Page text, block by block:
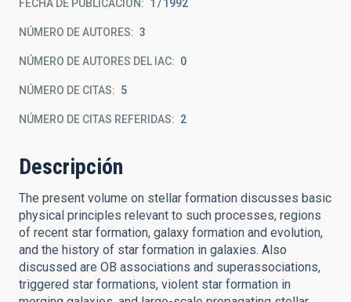
FECHA DE PUBLICACIÓN: 1 1992
NÚMERO DE AUTORES 3
NÚMERO DE AUTORES DEL IAC 0
NÚMERO DE CITAS 5
NÚMERO DE CITAS REFERIDAS 2
Descripción
The present volume on stellar formation discusses basic
physical principles relevant to such processes, regions
of recent star formation, galaxy formation and evolution,
and the history of star formation in galaxies. Also
discussed are OB associations and superassociations,
triggered star formations, violent star formation in